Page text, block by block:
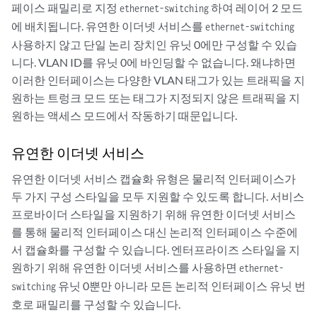
페이스 패밀리로 지정 ethernet-switching하여 레이어 2 모드
에 배치됩니다. 유연한 이더넷 서비스를 ethernet-switching
사용하지 않고 단일 논리 장치인 유닛 0에만 구성할 수 있습
니다. VLAN ID를 유닛 0에 바인딩할 수 없습니다. 왜냐하면
이러한 인터페이스는 다양한 VLAN 태그가 있는 트래픽을 지
원하는 트렁크 모드 또는 태그가 지정되지 않은 트래픽을 지
원하는 액세스 모드에서 작동하기 때문입니다.
유연한 이더넷 서비스
유연한 이더넷 서비스 캡슐화 유형은 물리적 인터페이스가
두 가지 구성 스타일을 모두 지원할 수 있도록 합니다. 서비스
프로바이더 스타일을 지원하기 위해 유연한 이더넷 서비스
를 통해 물리적 인터페이스 대신 논리적 인터페이스 수준에
서 캡슐화를 구성할 수 있습니다. 엔터프라이즈 스타일을 지
원하기 위해 유연한 이더넷 서비스를 사용하면 ethernet-
switching 유닛 0뿐만 아니라 모든 논리적 인터페이스 유닛 번
호로 패밀리를 구성할 수 있습니다.